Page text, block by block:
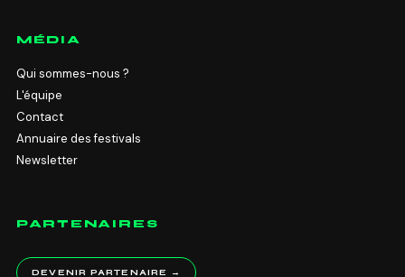
MÉDIA
Qui sommes-nous ?
L'équipe
Contact
Annuaire des festivals
Newsletter
PARTENAIRES
DEVENIR PARTENAIRE →